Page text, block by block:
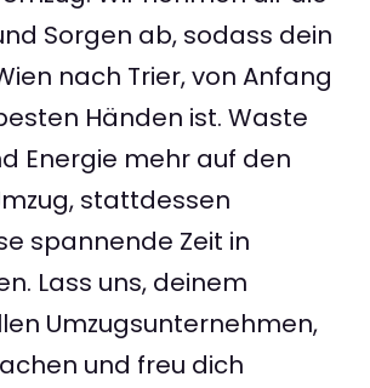
Sorgen ab, sodass dein
nach Trier, von Anfang
Händen ist. Waste
Energie mehr auf den
stattdessen
spannende Zeit in
Lass uns, deinem
Umzugsunternehmen,
und freu dich